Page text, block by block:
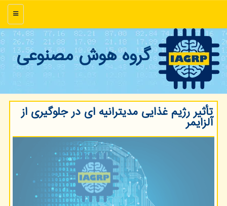
منو
گروه هوش مصنوعی
تأثیر رژیم غذایی مدیترانیه ای در جلوگیری از
آلزایمر